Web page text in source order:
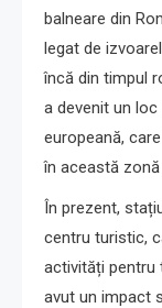
balneare din
legat de
încă din timpul
a devenit un
europeană,
în această
În prezent,
centru turistic,
activități pentru
avut un impact